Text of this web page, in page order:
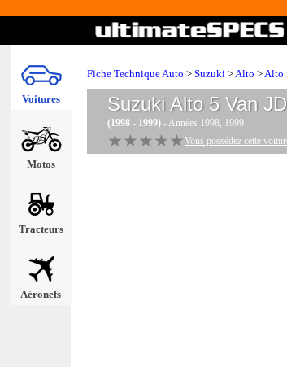
Voitures
Motos
Tracteurs
Aéronefs
Fiche Technique Auto > Suzuki >Alto >Alto
Suzuki Alto 5 Van
(1998 - 1999) - Années 1998, 1999
★★★★★
★★★★★ Vous possédez cette